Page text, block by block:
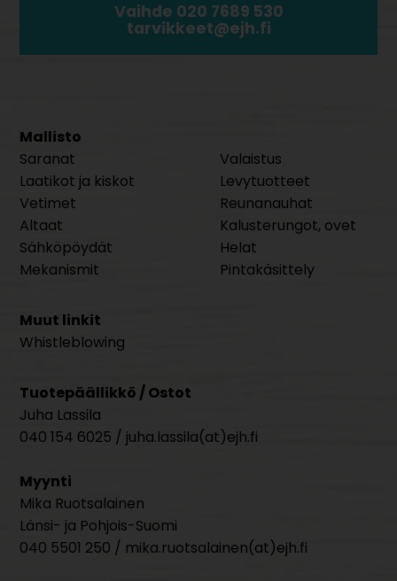
Vaihde 020 7689 530
tarvikkeet@ejh.fi
Mallisto
Saranat
Laatikot ja kiskot
Vetimet
Altaat
Sähköpöydät
Mekanismit
Valaistus
Levytuotteet
Reunanauhat
Kalusterungot, ovet
Helat
Pintakäsittely
Muut linkit
Whistleblowing
Tuotepäällikkö / Ostot
Juha Lassila
040 154 6025 / juha.lassila(at)ejh.fi
Myynti
Mika Ruotsalainen
Länsi- ja Pohjois-Suomi
040 5501 250 / mika.ruotsalainen(at)ejh.fi